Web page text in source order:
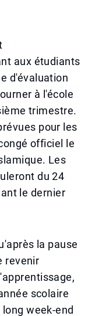
aux étudiants
d'évaluation
à l'école
trimestre.
pour les
officiel le
Les
du 24
le dernier
la pause
revenir
scolaire
week-end